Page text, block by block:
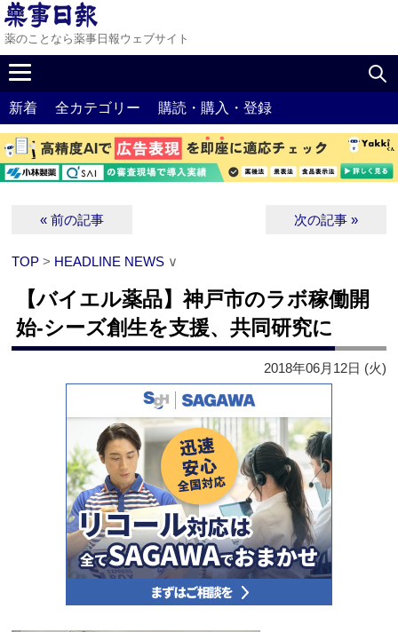
薬のことなら薬事日報ウェブサイト
新着 全カテゴリー 購読・購入・登録
« 前の記事 次の記事 »
TOP > HEADLINE NEWS ∨
【バイエル薬品】神戸市のラボ稼働開
始‐シーズ創生を支援、共同研究に
2018年06月12日 (火)